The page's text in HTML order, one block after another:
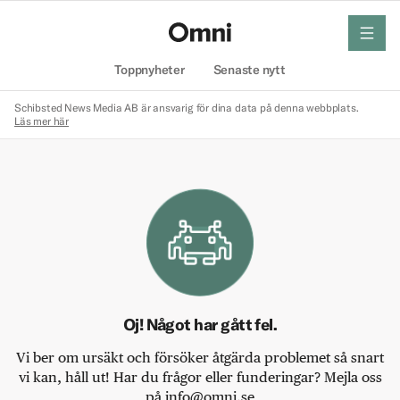
Toppnyheter Senaste nytt
meny
Schibsted News Media AB är ansvarig för dina data på denna webbplats.
Läs mer här
Oj! Något har gått fel.
Vi ber om ursäkt och försöker åtgärda problemet så snart
vi kan, håll ut! Har du frågor eller funderingar? Mejla oss